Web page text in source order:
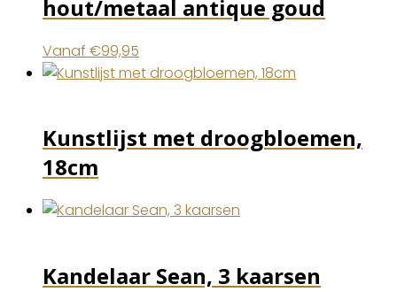
hout/metaal antique goud
Vanaf €99,95
Kunstlijst met droogbloemen,
18cm
Kandelaar Sean, 3 kaarsen